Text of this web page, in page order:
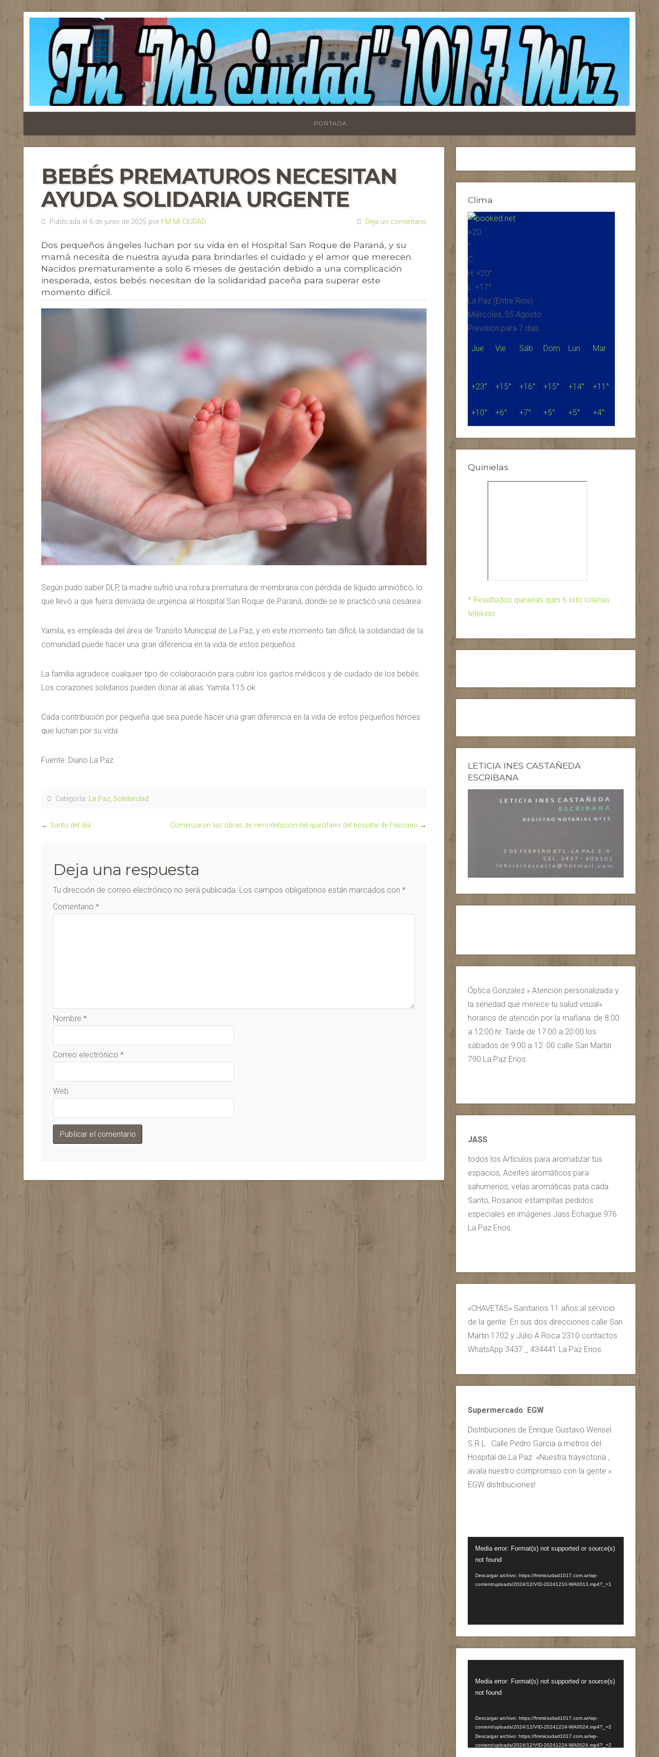
PORTADA
BEBÉS PREMATUROS NECESITAN
AYUDA SOLIDARIA URGENTE
Publicada el 6 de junio de 2025 por FM MI CIUDAD Deja un comentario
Dos pequeños ángeles luchan por su vida en el Hospital San Roque de Paraná, y su
mamá necesita de nuestra ayuda para brindarles el cuidado y el amor que merecen.
Nacidos prematuramente a solo 6 meses de gestación debido a una complicación
inesperada, estos bebés necesitan de la solidaridad paceña para superar este
momento difícil.
Según pudo saber DLP, la madre sufrió una rotura prematura de membrana con pérdida de líquido amniótico, lo
que llevó a que fuera derivada de urgencia al Hospital San Roque de Paraná, donde se le practicó una cesárea.
Yamila, es empleada del área de Transito Municipal de La Paz, y en este momento tan difícil, la solidaridad de la
comunidad puede hacer una gran diferencia en la vida de estos pequeños.
La familia agradece cualquier tipo de colaboración para cubrir los gastos médicos y de cuidado de los bebés.
Los corazones solidarios pueden donar al alias: Yamila.115.ok
Cada contribución por pequeña que sea puede hacer una gran diferencia en la vida de estos pequeños héroes
que luchan por su vida.
Fuente: Diario La Paz
Categoría: La Paz, Solidaridad
← Santo del día Comenzaron las obras de remodelación del quirófano del hospital de Feliciano →
Deja una respuesta
Tu dirección de correo electrónico no será publicada. Los campos obligatorios están marcados con *
Comentario *
Nombre *
Correo electrónico *
Web
Clima
+20
°
C
H: +20°
L: +17°
La Paz (Entre Rios)
Miércoles, 05 Agosto
Previsión para 7 días
Jue Vie Sáb Dom Lun Mar
+23° +15° +16° +15° +14° +11°
+10° +6° +7° +5° +5° +4°
Quinielas
* Resultados quinielas quini 6 loto loterias
telekino
LETICIA INES CASTAÑEDA
ESCRIBANA
Óptica Gonzalez » Atención personalizada y
la seriedad que merece tu salud visual»
horarios de atención por la mañana: de 8:00
a 12:00 hr. Tarde de 17:00 a 20:00 los
sábados de 9:00 a 12: 00 calle San Martin
790 La Paz Erios.
JASS
todos los Artículos para aromatizar tus
espacios, Aceites aromáticos para
sahumerios, velas aromáticas pata cada
Santo, Rosarios estampitas pedidos
especiales en imágenes Jass Echague 976
La Paz Erios.
«CHAVETAS» Sanitarios 11 años al servicio
de la gente. En sus dos direcciones calle San
Martin 1702 y Julio A Roca 2310 contactos
WhatsApp 3437 _ 434441 La Paz Erios
Supermercado EGW
Distribuciones de Enrique Gustavo Wensel
S.R.L . Calle Pedro Garcia a metros del
Hospital de La Paz. «Nuestra trayectoria ,
avala nuestro compromiso con la gente »
EGW distribuciones!
de
Media error: Format(s) not supported or source(s)
not found
Descargar archivo: https://fmmiciudad1017.com.ar/wp-
content/uploads/2024/12/VID-20241210-WA0013.mp4?_=1
de
vídeo
Media error: Format(s) not supported or source(s)
not found
Descargar archivo: https://fmmiciudad1017.com.ar/wp-
content/uploads/2024/12/VID-20241224-WA0024.mp4?_=2
Descargar archivo: https://fmmiciudad1017.com.ar/wp-
content/uploads/2024/12/VID-20241224-WA0024.mp4?_=2